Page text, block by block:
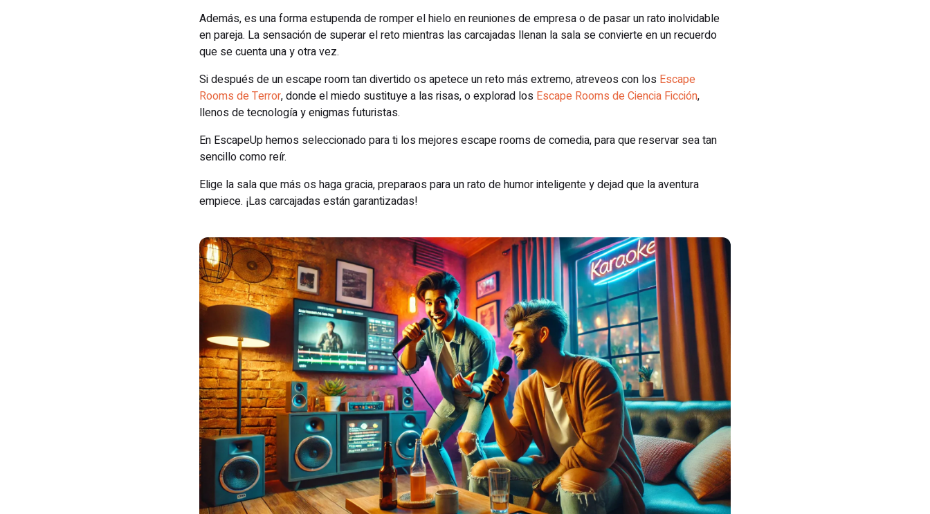
Además, es una forma estupenda de romper el hielo en reuniones de empresa o de pasar un rato inolvidable
en pareja. La sensación de superar el reto mientras las carcajadas llenan la sala se convierte en un recuerdo
que se cuenta una y otra vez.
Si después de un escape room tan divertido os apetece un reto más extremo, atreveos con los Escape
Rooms de Terror, donde el miedo sustituye a las risas, o explorad los Escape Rooms de Ciencia Ficción,
llenos de tecnología y enigmas futuristas.
En EscapeUp hemos seleccionado para ti los mejores escape rooms de comedia, para que reservar sea tan
sencillo como reír.
Elige la sala que más os haga gracia, preparaos para un rato de humor inteligente y dejad que la aventura
empiece. ¡Las carcajadas están garantizadas!